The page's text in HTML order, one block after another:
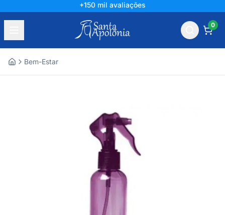
+150 mil avaliações
0
Bem-Estar